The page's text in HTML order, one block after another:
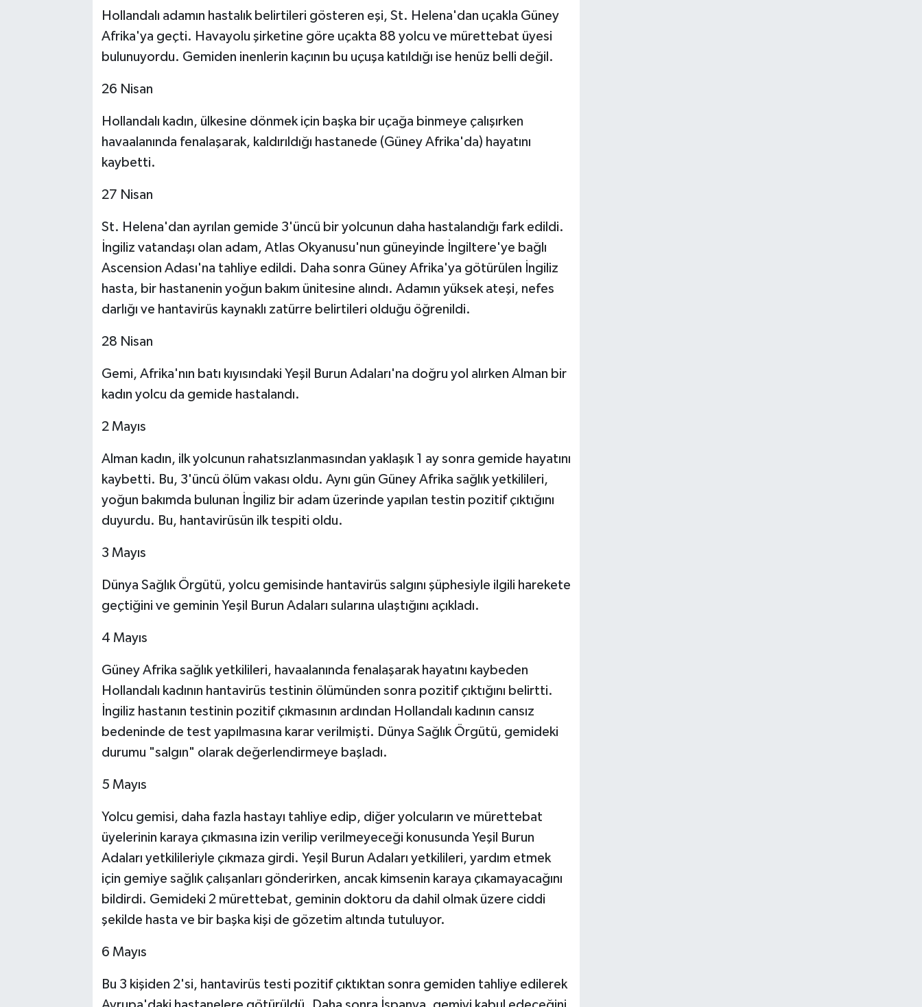
Hollandalı adamın hastalık belirtileri gösteren eşi, St. Helena'dan uçakla Güney
Afrika'ya geçti. Havayolu şirketine göre uçakta 88 yolcu ve mürettebat üyesi
bulunuyordu. Gemiden inenlerin kaçının bu uçuşa katıldığı ise henüz belli değil.
26 Nisan
Hollandalı kadın, ülkesine dönmek için başka bir uçağa binmeye çalışırken
havaalanında fenalaşarak, kaldırıldığı hastanede (Güney Afrika'da) hayatını
kaybetti.
27 Nisan
St. Helena'dan ayrılan gemide 3'üncü bir yolcunun daha hastalandığı fark edildi.
İngiliz vatandaşı olan adam, Atlas Okyanusu'nun güneyinde İngiltere'ye bağlı
Ascension Adası'na tahliye edildi. Daha sonra Güney Afrika'ya götürülen İngiliz
hasta, bir hastanenin yoğun bakım ünitesine alındı. Adamın yüksek ateşi, nefes
darlığı ve hantavirüs kaynaklı zatürre belirtileri olduğu öğrenildi.
28 Nisan
Gemi, Afrika'nın batı kıyısındaki Yeşil Burun Adaları'na doğru yol alırken Alman bir
kadın yolcu da gemide hastalandı.
2 Mayıs
Alman kadın, ilk yolcunun rahatsızlanmasından yaklaşık 1 ay sonra gemide hayatını
kaybetti. Bu, 3'üncü ölüm vakası oldu. Aynı gün Güney Afrika sağlık yetkilileri,
yoğun bakımda bulunan İngiliz bir adam üzerinde yapılan testin pozitif çıktığını
duyurdu. Bu, hantavirüsün ilk tespiti oldu.
3 Mayıs
Dünya Sağlık Örgütü, yolcu gemisinde hantavirüs salgını şüphesiyle ilgili harekete
geçtiğini ve geminin Yeşil Burun Adaları sularına ulaştığını açıkladı.
4 Mayıs
Güney Afrika sağlık yetkilileri, havaalanında fenalaşarak hayatını kaybeden
Hollandalı kadının hantavirüs testinin ölümünden sonra pozitif çıktığını belirtti.
İngiliz hastanın testinin pozitif çıkmasının ardından Hollandalı kadının cansız
bedeninde de test yapılmasına karar verilmişti. Dünya Sağlık Örgütü, gemideki
durumu "salgın" olarak değerlendirmeye başladı.
5 Mayıs
Yolcu gemisi, daha fazla hastayı tahliye edip, diğer yolcuların ve mürettebat
üyelerinin karaya çıkmasına izin verilip verilmeyeceği konusunda Yeşil Burun
Adaları yetkilileriyle çıkmaza girdi. Yeşil Burun Adaları yetkilileri, yardım etmek
için gemiye sağlık çalışanları gönderirken, ancak kimsenin karaya çıkamayacağını
bildirdi. Gemideki 2 mürettebat, geminin doktoru da dahil olmak üzere ciddi
şekilde hasta ve bir başka kişi de gözetim altında tutuluyor.
6 Mayıs
Bu 3 kişiden 2'si, hantavirüs testi pozitif çıktıktan sonra gemiden tahliye edilerek